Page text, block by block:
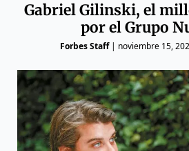
Gabriel Gilinski, el
por el Grupo
Forbes Staff| noviembre 15,